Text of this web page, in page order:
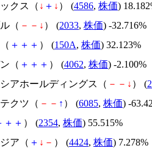
クス（ ↓ ＋ ↓ ） (4586, 株価)
（ － － ↓ ） (2033, 株価) -32.716%
＋ ＋ ＋ ） (150A, 株価) 32.123%
（ ＋ ＋ ＋ ） (4062, 株価) -2.100%
アホールディングス（ － － ↓ ） (
クツ（ － － ↑ ） (6085, 株価) -
＋ ＋ ） (2354, 株価) 55.515%
ア（ ＋ ↓ － ） (4424, 株価) 7.278%